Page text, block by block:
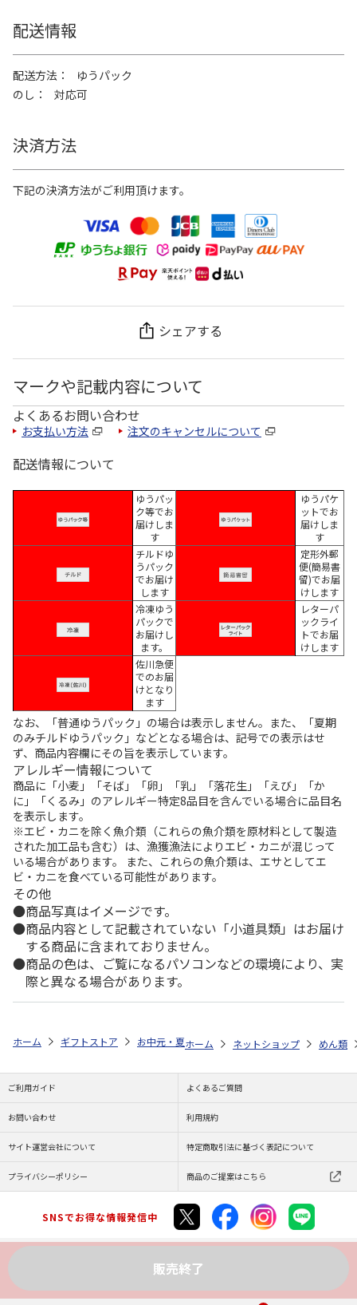
配送情報
配送方法
ゆうパック
のし
対応可
決済方法
下記の決済方法がご利用頂けます。
シェアする
マークや記載内容について
よくあるお問い合わせ
お支払い方法 注文のキャンセルについて
配送情報について
ゆうパッ
ク等でお
届けしま
す
ゆうパケ
ットでお
届けしま
す
チルドゆ
うパック
でお届け
します
定形外郵
便(簡易書
留)でお届
けします
冷凍ゆう
パックで
お届けし
ます。
レターパ
ックライ
トでお届
けします
佐川急便
でのお届
けとなり
ます
なお、「普通ゆうパック」の場合は表示しません。また、「夏期
のみチルドゆうパック」などとなる場合は、記号での表示はせ
ず、商品内容欄にその旨を表示しています。
アレルギー情報について
商品に「小麦」「そば」「卵」「乳」「落花生」「えび」「か
に」「くるみ」のアレルギー特定8品目を含んでいる場合に品目名
を表示します。
※エビ・カニを除く魚介類（これらの魚介類を原材料として製造
された加工品も含む）は、漁獲漁法によりエビ・カニが混じって
いる場合があります。 また、これらの魚介類は、エサとしてエ
ビ・カニを食べている可能性があります。
その他
商品写真はイメージです。
商品内容として記載されていない「小道具類」はお届け
する商品に含まれておりません。
商品の色は、ご覧になるパソコンなどの環境により、実
際と異なる場合があります。
販売終了
ホーム ギフトストア お中元・夏ギフト特集 2026 ゆうゆうギフト
ホーム ネットショップ めん類
ご利用ガイド よくあるご質問
お問い合わせ 利用規約
サイト運営会社について 特定商取引法に基づく表記について
プライバシーポリシー 商品のご提案はこちら
SNSでお得な情報発信中